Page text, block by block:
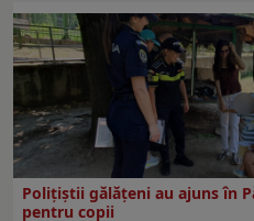
Polițiștii gălățeni au ajuns în
pentru copii